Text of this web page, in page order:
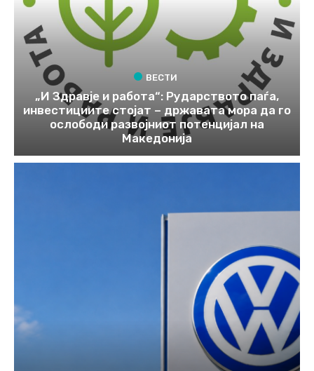
ВЕСТИ
„И Здравје и работа“: Рударството паѓа,
инвестициите стојат – државата мора да го
ослободи развојниот потенцијал на
Македонија